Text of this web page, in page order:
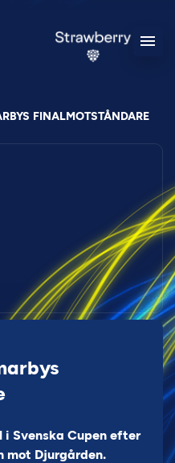
FINALMOTSTÅNDARE
Svenska Cupen efter
mot Djurgården.